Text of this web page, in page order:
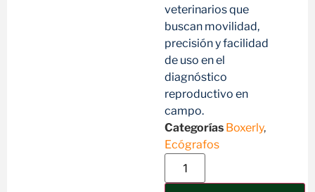
veterinarios que
buscan movilidad,
precisión y facilidad
de uso en el
diagnóstico
reproductivo en
campo.
Categorías Boxerly,
Ecógrafos